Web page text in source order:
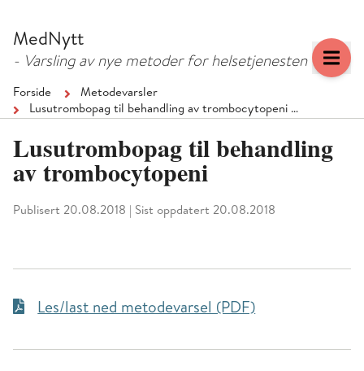
MedNytt
- Varsling av nye metoder for helsetjenesten
Forside
Metodevarsler
Lusutrombopag til behandling av trombocytopeni …
Lusutrombopag til behandling
av trombocytopeni
Publisert 20.08.2018 Sist oppdatert 20.08.2018
Les/last ned metodevarsel (PDF)